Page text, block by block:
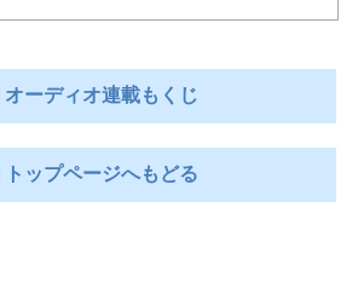
オーディオ連載もくじ
トップページへもどる